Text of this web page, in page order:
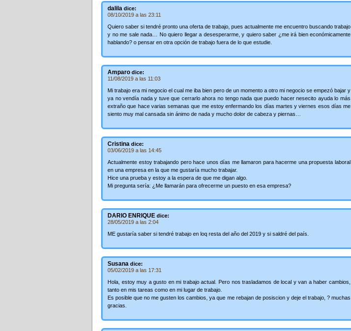
dalila dice:
08/10/2019 a las 23:11
Quiero saber si tendré pronto una oferta de trabajo, pues actualmente me encuentro buscando trabajo
y no me sale nada… No quiero llegar a desesperarme, y quiero saber ¿me irá bien económicamente
hablando? o pensar en otra opción de trabajo fuera de lo que estudie.
Amparo dice:
11/08/2019 a las 11:03
Mi trabajo era mi negocio el cual me iba bien pero de un momento a otro mi negocio se empezó bajar y
ya no vendía nada y tuve que cerrarlo ahora no tengo nada que puedo hacer nesecito ayuda lo más
extraño que hace varias semanas que me estoy enfermando los días martes y viernes esos días me
siento muy mal cansada sin ánimo de nada y mucho dolor de cabeza y piernas…
Cristina dice:
03/06/2019 a las 14:45
Actualmente estoy trabajando pero hace unos días me llamaron para hacerme una propuesta laboral
en una empresa en la que me gustaría mucho trabajar.
Hice una prueba y estoy a la espera de que me digan algo.
Mi pregunta sería: ¿Me llamarán para ofrecerme un puesto en esa empresa?
DARIO ENRIQUE dice:
28/05/2019 a las 2:04
ME gustaría saber si tendré trabajo en loq resta del año del 2019 y si saldré del país.
Susana dice:
05/02/2019 a las 17:31
Hola, estoy muy a gusto en mi trabajo actual. Pero nos trasladamos de local y van a haber cambios,
tanto en mis tareas como en mi lugar de trabajo.
Es posible que no me gusten los cambios, ya que me rebajan de posiscion y deje el trabajo, ? muchas
gracias.